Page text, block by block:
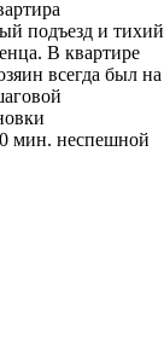
подъезд и тихий
В квартире
всегда был на
мин. неспешной